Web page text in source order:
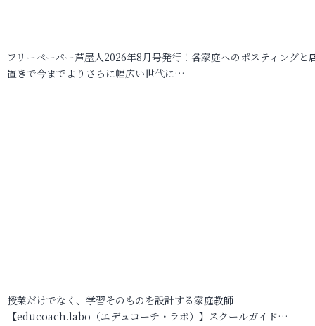
フリーペーパー芦屋人2026年8月号発行！各家庭へのポスティングと
置きで今までよりさらに幅広い世代に…
授業だけでなく、学習そのものを設計する家庭教師
【educoach.labo（エデュコーチ・ラボ）】スクールガイド…